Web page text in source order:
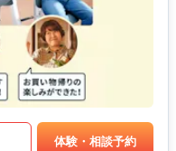
体験・相談予約